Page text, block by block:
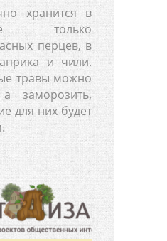
хранится в
только
перцев, в
и чили.
травы можно
заморозить,
для них будет